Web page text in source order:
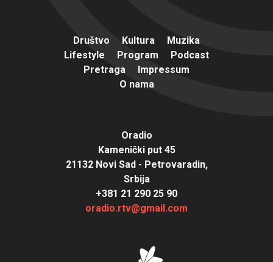
Društvo Kultura
Muzika
Lifestyle
Program
Podcast
Pretraga
Impressum
O nama
Oradio
Kamenički put 45
21132 Novi Sad - Petrovaradin,
Srbija
+381 21 290 25 90
oradio.rtv@gmail.com